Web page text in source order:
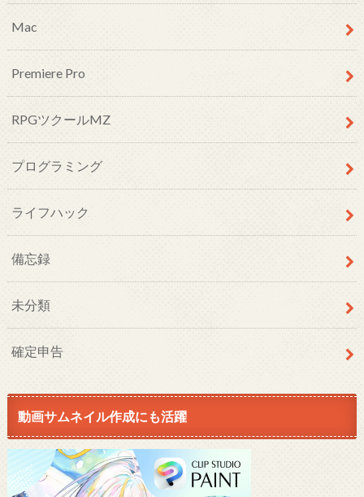
Mac
Premiere Pro
RPGツクールMZ
プログラミング
ライフハック
備忘録
未分類
確定申告
動画サムネイル作成にも活躍